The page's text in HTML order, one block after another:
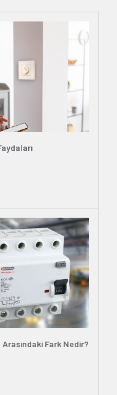
Fark Nedir?